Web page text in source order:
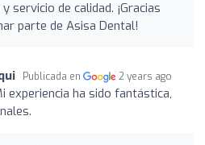
servicio de calidad. ¡Gracias
parte de Asisa Dental!
Publicada en 2 years ago
experiencia ha sido fantástica,